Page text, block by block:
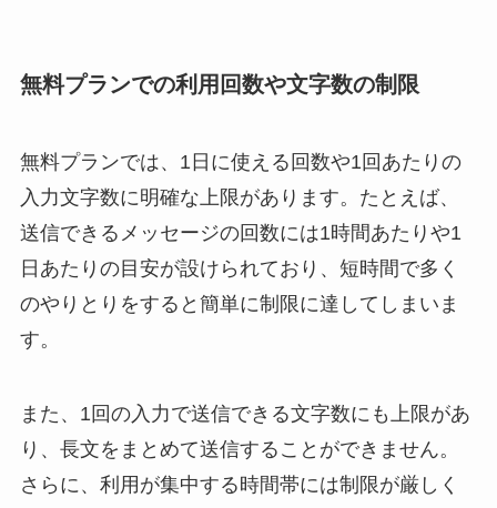
無料プランでの利用回数や文字数の制限
無料プランでは、1日に使える回数や1回あたりの
入力文字数に明確な上限があります。たとえば、
送信できるメッセージの回数には1時間あたりや1
日あたりの目安が設けられており、短時間で多く
のやりとりをすると簡単に制限に達してしまいま
す。
また、1回の入力で送信できる文字数にも上限があ
り、長文をまとめて送信することができません。
さらに、利用が集中する時間帯には制限が厳しく